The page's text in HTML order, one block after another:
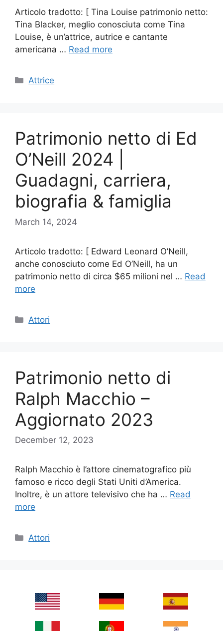
Articolo tradotto: [ Tina Louise patrimonio netto:
Tina Blacker, meglio conosciuta come Tina
Louise, è un’attrice, autrice e cantante
americana … Read more
Categories
Attrice
Patrimonio netto di Ed
O’Neill 2024 |
Guadagni, carriera,
biografia & famiglia
March 14, 2024
Articolo tradotto: [ Edward Leonard O’Neill,
anche conosciuto come Ed O’Neill, ha un
patrimonio netto di circa $65 milioni nel … Read
more
Categories
Attori
Patrimonio netto di
Ralph Macchio –
Aggiornato 2023
December 12, 2023
Ralph Macchio è l’attore cinematografico più
famoso e ricco degli Stati Uniti d’America.
Inoltre, è un attore televisivo che ha … Read
more
Categories
Attori